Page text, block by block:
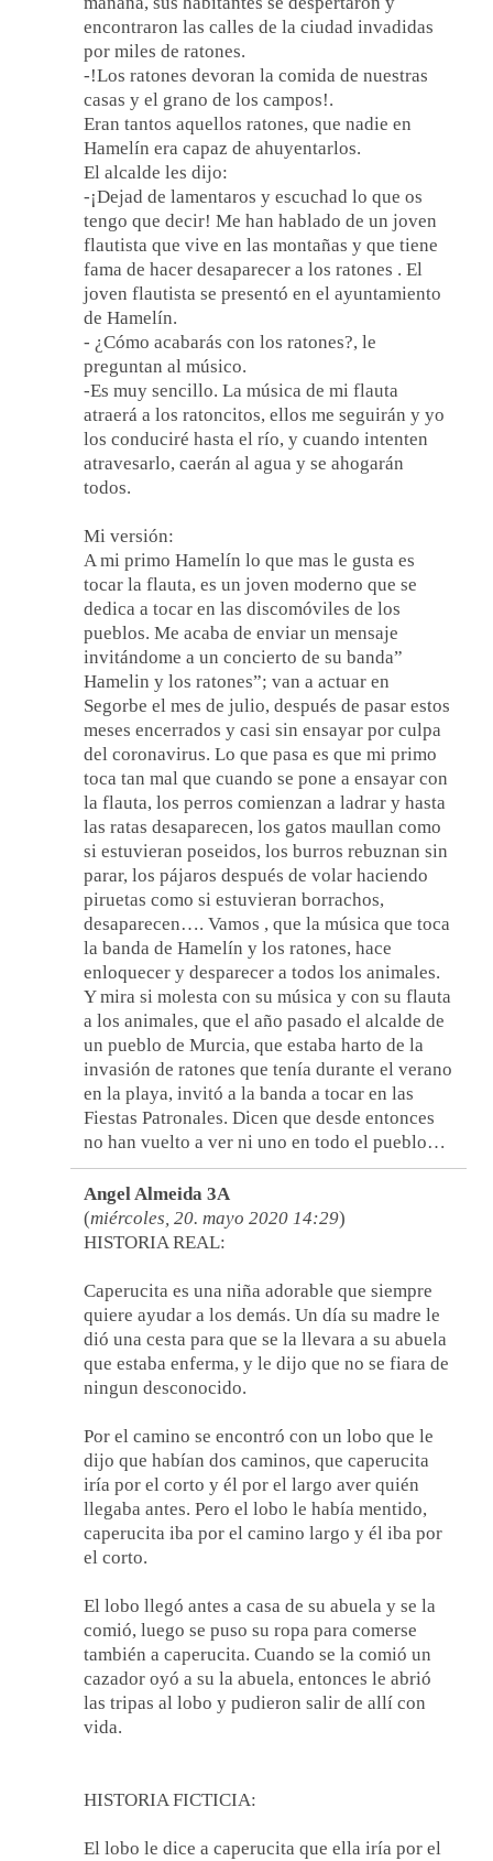
encontraron las calles de la ciudad invadidas
por miles de ratones.
-!Los ratones devoran la comida de nuestras
casas y el grano de los campos!.
Eran tantos aquellos ratones, que nadie en
Hamelín era capaz de ahuyentarlos.
El alcalde les dijo:
-¡Dejad de lamentaros y escuchad lo que os
tengo que decir! Me han hablado de un joven
flautista que vive en las montañas y que tiene
fama de hacer desaparecer a los ratones . El
joven flautista se presentó en el ayuntamiento
de Hamelín.
- ¿Cómo acabarás con los ratones?, le
preguntan al músico.
-Es muy sencillo. La música de mi flauta
atraerá a los ratoncitos, ellos me seguirán y yo
los conduciré hasta el río, y cuando intenten
atravesarlo, caerán al agua y se ahogarán
todos.
Mi versión:
A mi primo Hamelín lo que mas le gusta es
tocar la flauta, es un joven moderno que se
dedica a tocar en las discomóviles de los
pueblos. Me acaba de enviar un mensaje
invitándome a un concierto de su banda”
Hamelin y los ratones”; van a actuar en
Segorbe el mes de julio, después de pasar estos
meses encerrados y casi sin ensayar por culpa
del coronavirus. Lo que pasa es que mi primo
toca tan mal que cuando se pone a ensayar con
la flauta, los perros comienzan a ladrar y hasta
las ratas desaparecen, los gatos maullan como
si estuvieran poseidos, los burros rebuznan sin
parar, los pájaros después de volar haciendo
piruetas como si estuvieran borrachos,
desaparecen…. Vamos , que la música que toca
la banda de Hamelín y los ratones, hace
enloquecer y desparecer a todos los animales.
Y mira si molesta con su música y con su flauta
a los animales, que el año pasado el alcalde de
un pueblo de Murcia, que estaba harto de la
invasión de ratones que tenía durante el verano
en la playa, invitó a la banda a tocar en las
Fiestas Patronales. Dicen que desde entonces
no han vuelto a ver ni uno en todo el pueblo…
Angel Almeida 3A
(miércoles, 20. mayo 2020 14:29)
HISTORIA REAL:
Caperucita es una niña adorable que siempre
quiere ayudar a los demás. Un día su madre le
dió una cesta para que se la llevara a su abuela
que estaba enferma, y le dijo que no se fiara de
ningun desconocido.
Por el camino se encontró con un lobo que le
dijo que habían dos caminos, que caperucita
iría por el corto y él por el largo aver quién
llegaba antes. Pero el lobo le había mentido,
caperucita iba por el camino largo y él iba por
el corto.
El lobo llegó antes a casa de su abuela y se la
comió, luego se puso su ropa para comerse
también a caperucita. Cuando se la comió un
cazador oyó a su la abuela, entonces le abrió
las tripas al lobo y pudieron salir de allí con
vida.
HISTORIA FICTICIA:
El lobo le dice a caperucita que ella iría por el